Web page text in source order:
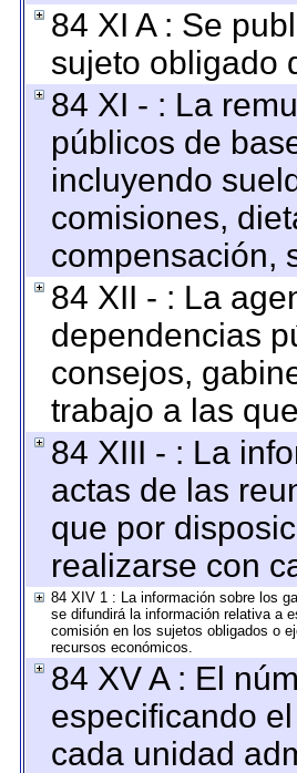
84 XI A : Se
sujeto obligado
84 XI - : La
públicos de
incluyendo
comisiones,
compensación,
84 XII - : La
dependencias
consejos,
trabajo a las
84 XIII - : La
actas de las
que por
realizarse con
84 XIV 1 : La información sobre los
se difundirá la información relativa a
comisión en los sujetos obligados o
recursos económicos.
84 XV A : El
especificando
cada unidad